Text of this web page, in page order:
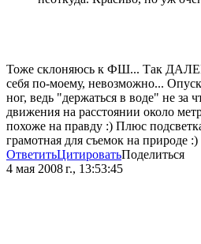
Тоже склоняюсь к ФШ... Так
себя по-моему, невозможно...
ног, ведь "держаться в воде" не за
движения на расстоянии около
похоже на правду :) Плюс
грамотная для съемок на природе :)
ОтветитьЦитироватьПоделиться
4 мая 2008 г., 13:53:45